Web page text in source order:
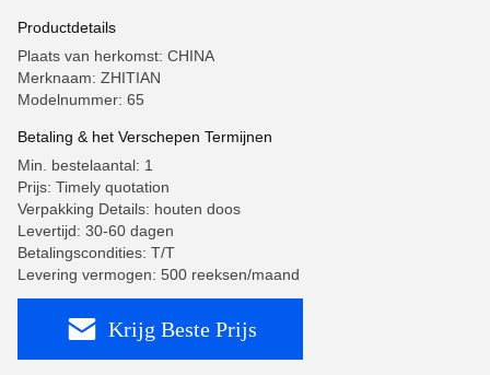
Productdetails
Plaats van herkomst: CHINA
Merknaam: ZHITIAN
Modelnummer: 65
Betaling & het Verschepen Termijnen
Min. bestelaantal: 1
Prijs: Timely quotation
Verpakking Details: houten doos
Levertijd: 30-60 dagen
Betalingscondities: T/T
Levering vermogen: 500 reeksen/maand
Krijg Beste Prijs